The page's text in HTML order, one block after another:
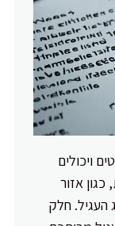
ויכולים
כגון אזור
העגיל. חלק